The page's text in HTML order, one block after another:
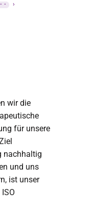
›
wir die
für unsere
nachhaltig
und uns
ist unser